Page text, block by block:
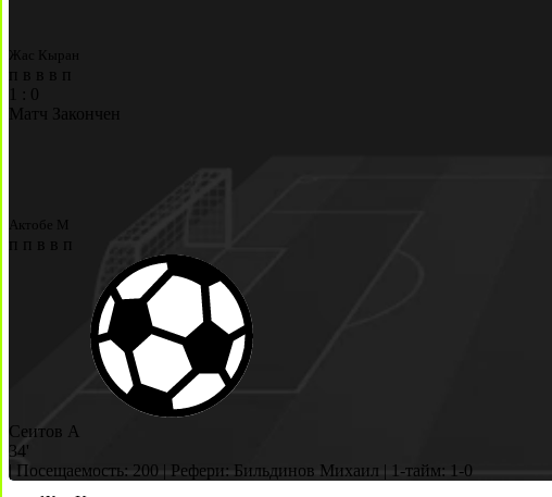
Жас Кыран
п в в в
п
1
0
Матч Закончен
Актобе М
п п в в п
Сеитов А
34'
| Посещаемость: 200 | Рефери: Бильдинов Михаил | 1-тайм: 1-0